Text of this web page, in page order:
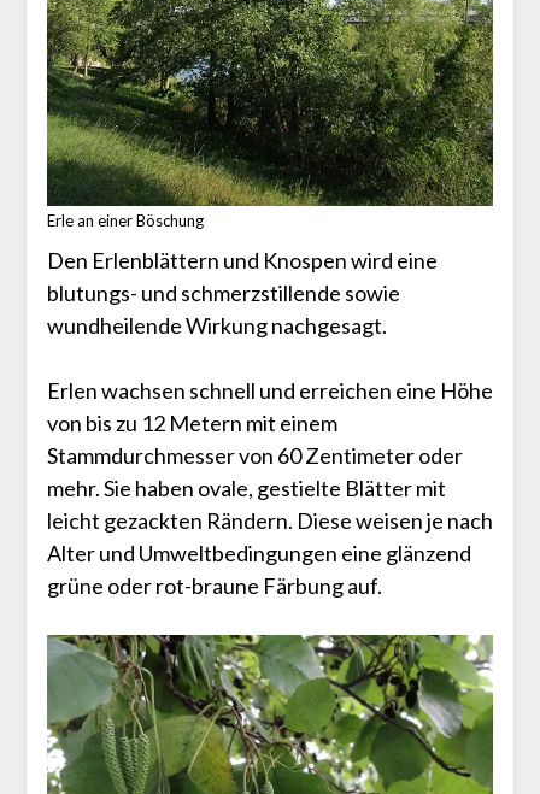
Erle an einer Böschung
Den Erlenblättern und Knospen wird eine
blutungs- und schmerzstillende sowie
wundheilende Wirkung nachgesagt.
Erlen wachsen schnell und erreichen eine Höhe
von bis zu 12 Metern mit einem
Stammdurchmesser von 60 Zentimeter oder
mehr. Sie haben ovale, gestielte Blätter mit
leicht gezackten Rändern. Diese weisen je nach
Alter und Umweltbedingungen eine glänzend
grüne oder rot-braune Färbung auf.